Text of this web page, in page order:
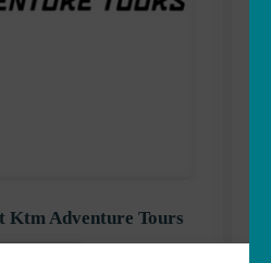
Sticker Autocollant Ktm Adventure Tours